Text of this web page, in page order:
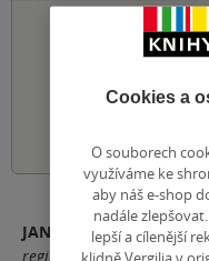
PŘIDEJTE
Hodnocení
JANA ŠIMEČKOVÁ
registrovaný uživatel
Cookies a
O souborech
využíváme ke
aby náš e-shop
nadále
lepší a cílenější